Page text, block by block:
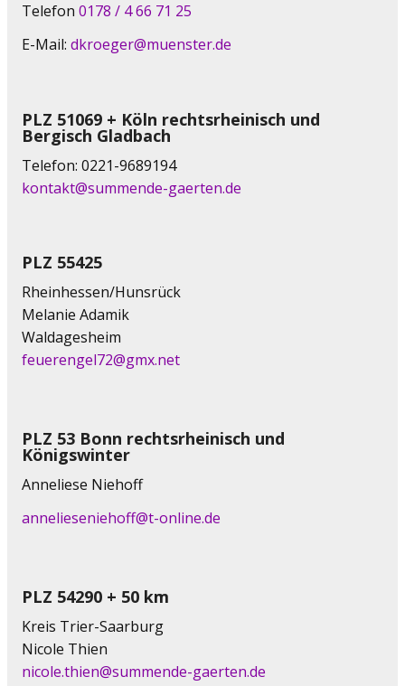
Telefon 0178 / 4 66 71 25
E-Mail: dkroeger@muenster.de
PLZ 51069 + Köln rechtsrheinisch und
Bergisch Gladbach
Telefon: 0221-9689194
kontakt@summende-gaerten.de
PLZ 55425
Rheinhessen/Hunsrück
Melanie Adamik
Waldagesheim
feuerengel72@gmx.net
PLZ 53 Bonn rechtsrheinisch und
Königswinter
Anneliese Niehoff
annelieseniehoff@t-online.de
PLZ 54290 + 50 km
Kreis Trier-Saarburg
Nicole Thien
nicole.thien@summende-gaerten.de